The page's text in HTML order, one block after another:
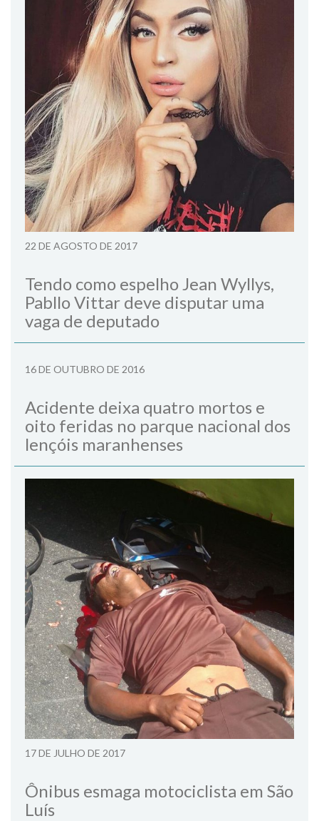
22 DE AGOSTO DE 2017
Tendo como espelho Jean Wyllys,
Pabllo Vittar deve disputar uma
vaga de deputado
16 DE OUTUBRO DE 2016
Acidente deixa quatro mortos e
oito feridas no parque nacional dos
lençóis maranhenses
17 DE JULHO DE 2017
Ônibus esmaga motociclista em São
Luís